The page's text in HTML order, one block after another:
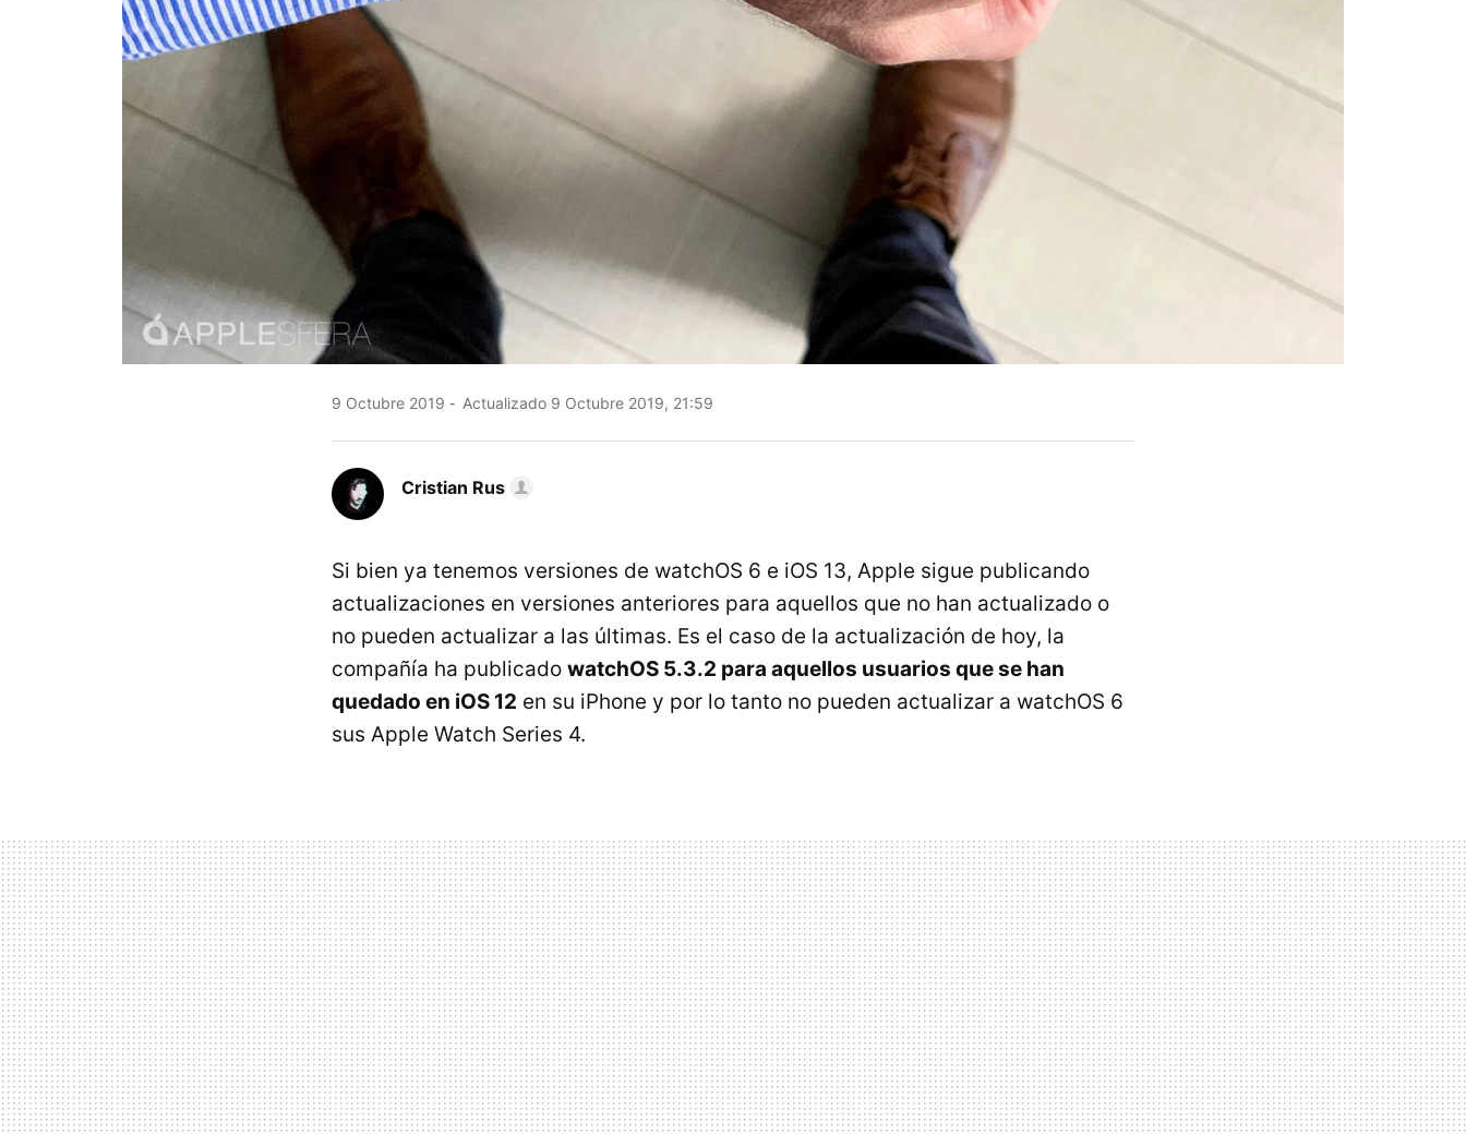
9 Octubre 2019 Actualizado 9 Octubre 2019, 21:59
Cristian Rus
Si bien ya tenemos versiones de watchOS 6 e iOS 13, Apple sigue publicando
actualizaciones en versiones anteriores para aquellos que no han actualizado o
no pueden actualizar a las últimas. Es el caso de la actualización de hoy, la
compañía ha publicado watchOS 5.3.2 para aquellos usuarios que se han
quedado en iOS 12 en su iPhone y por lo tanto no pueden actualizar a watchOS 6
sus Apple Watch Series 4.